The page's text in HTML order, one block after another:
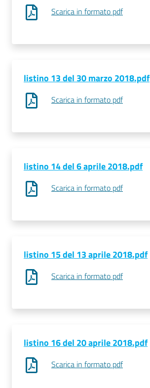
Scarica in formato pdf
listino 13 del 30 marzo 2018.pdf
Scarica in formato pdf
listino 14 del 6 aprile 2018.pdf
Scarica in formato pdf
listino 15 del 13 aprile 2018.pdf
Scarica in formato pdf
listino 16 del 20 aprile 2018.pdf
Scarica in formato pdf